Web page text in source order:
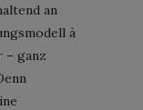
an
à
– ganz